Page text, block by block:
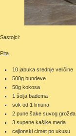
Sastojci:
Pita
10 jabuka srednje veličine
500g bundeve
50g kokosa
1 šolja badema
sok od 1 limuna
2 pune šake suvog grožđa
3 supene kašike meda
cejlonski cimet po ukusu